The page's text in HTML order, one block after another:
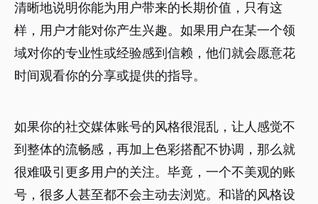
清晰地说明你能为用户带来的长期价值，只有这
样，用户才能对你产生兴趣。如果用户在某一个领
域对你的专业性或经验感到信赖，他们就会愿意花
时间观看你的分享或提供的指导。
如果你的社交媒体账号的风格很混乱，让人感觉不
到整体的流畅感，再加上色彩搭配不协调，那么就
很难吸引更多用户的关注。毕竟，一个不美观的账
号，很多人甚至都不会主动去浏览。和谐的风格设